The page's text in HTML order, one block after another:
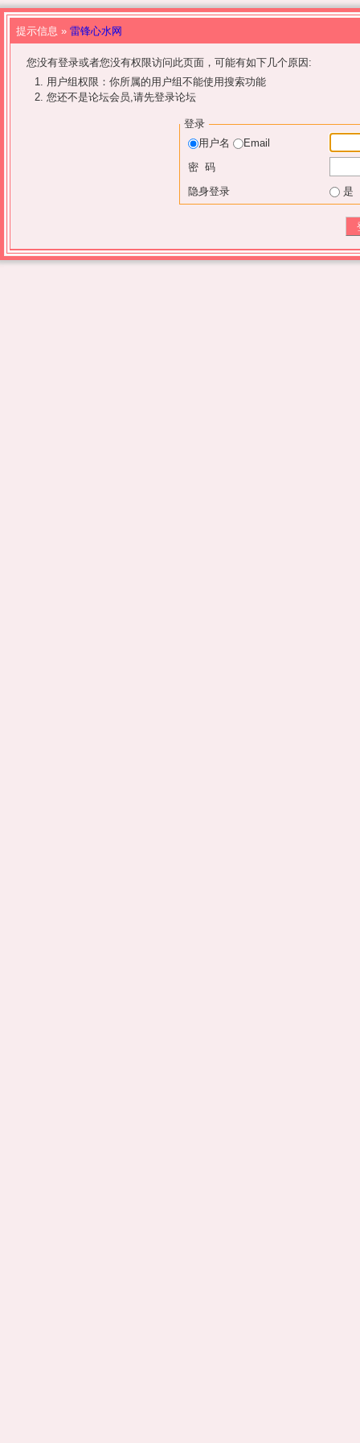
提示信息 » 雷锋心水网
您没有登录或者您没有权限访问此页面，可能有如下几个原因:
用户组权限：你所属的用户组不能使用搜索功能
您还不是论坛会员,请先登录论坛
登录
用户名
Email
密 码
隐身登录